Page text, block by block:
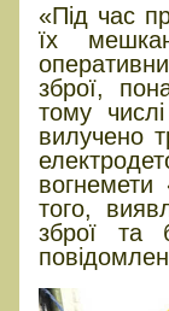
«Під час
їх
зброї,
тому
вилучено
того,
зброї та